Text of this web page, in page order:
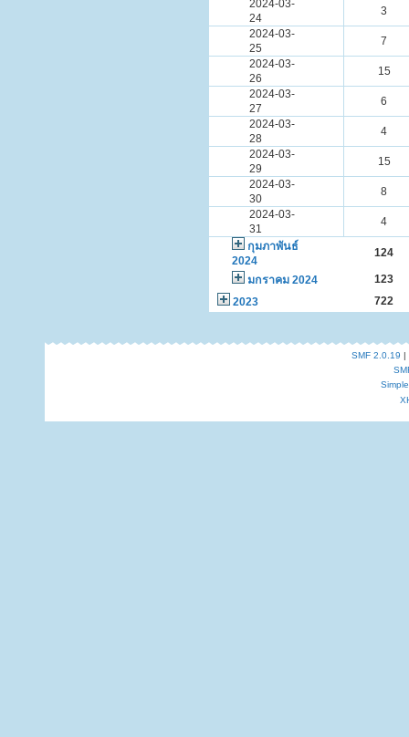
2024-03-
24
3
2024-03-
25
7
2024-03-
26
15
2024-03-
27
6
2024-03-
28
4
2024-03-
29
15
2024-03-
30
8
2024-03-
31
4
กุมภาพันธ์
2024
124
มกราคม 2024
123
2023
722
SMF 2.0.19 |